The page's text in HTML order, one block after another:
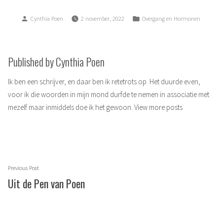
Posted
Cynthia Poen 2 november, 2022
Posted
Overgang en Hormonen
Published by Cynthia Poen
Ik ben een schrijver, en daar ben ik retetrots op. Het duurde even,
voor ik die woorden in mijn mond durfde te nemen in associatie met
mezelf maar inmiddels doe ik het gewoon. View more posts
Berichtnavigatie
Previous PostPrevious
post:
Uit de Pen van Poen